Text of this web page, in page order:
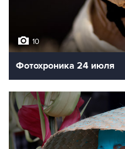
10
Фотохроника 24 июля